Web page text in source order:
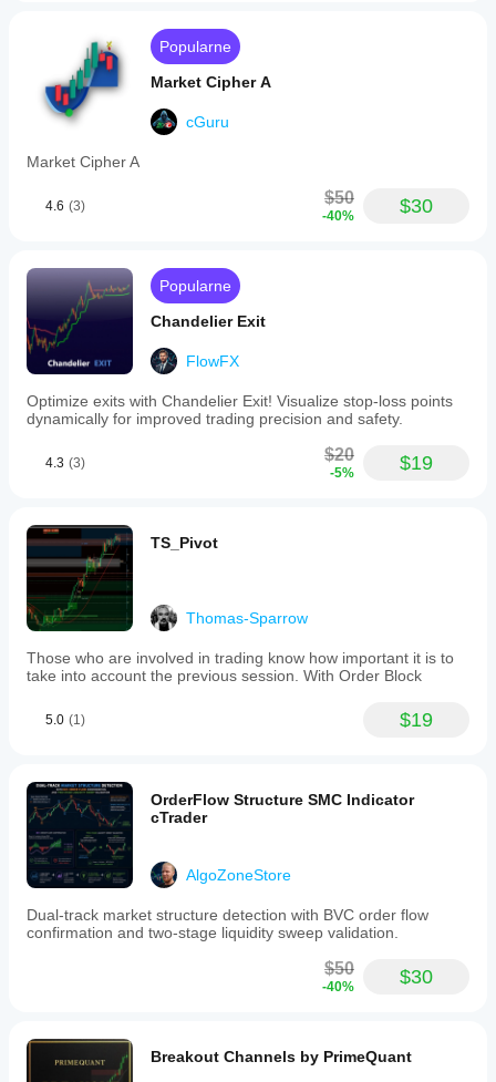
Popularne
Market Cipher A
cGuru
Market Cipher A
4.6 (3) $50
-40% $30
Popularne
Chandelier Exit
FlowFX
Optimize exits with Chandelier Exit! Visualize stop-loss points
dynamically for improved trading precision and safety.
4.3 (3) $20
-5% $19
TS_Pivot
Thomas-Sparrow
Those who are involved in trading know how important it is to
take into account the previous session. With Order Block
5.0 (1) $19
OrderFlow Structure SMC Indicator
cTrader
AlgoZoneStore
Dual-track market structure detection with BVC order flow
confirmation and two-stage liquidity sweep validation.
$50
-40% $30
Breakout Channels by PrimeQuant